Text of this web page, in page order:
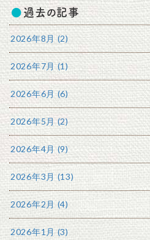
過去の記事
2026年8月 (2)
2026年7月 (1)
2026年6月 (6)
2026年5月 (2)
2026年4月 (9)
2026年3月 (13)
2026年2月 (4)
2026年1月 (3)